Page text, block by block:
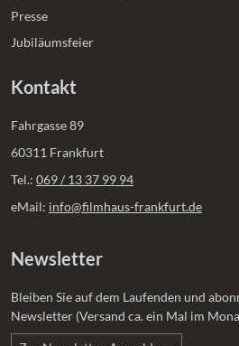
Presse
Jubiläumsfeier
Kontakt
Fahrgasse 89
60311 Frankfurt
Tel.: 069 / 13 37 99 94
eMail: info@filmhaus-frankfurt.de
Newsletter
Bleiben Sie auf dem Laufenden und
Newsletter (Versand ca. ein Mal im